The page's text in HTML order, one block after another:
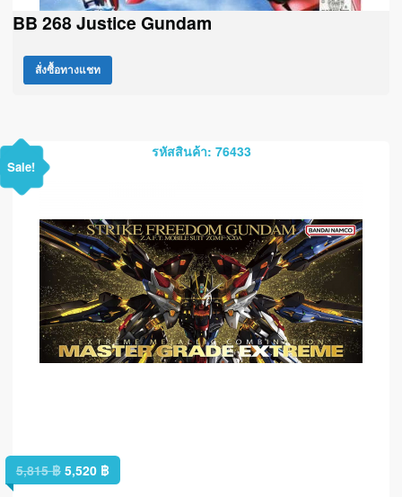
BB 268 Justice Gundam
สั่งซื้อทางแชท
รหัสสินค้า: 76433
Sale!
5,815฿ 5,520 ฿